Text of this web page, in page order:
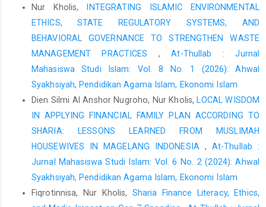
France’, Medecine Palliative, 1970
Syakur, Abd et al., ‘Tata Kelola Wakaf dalam Meningkatkan
Kesejahteraan Masyarakat di Kabupaten Jember’, AL-IHKAM:
Jurnal Hukum & Pranata Sosial, vol. 13, no. 1, 2018, hlm. 73
Tupan, Tupan and Rulina Rachmawati, ‘Analisis Bibliometrik Ilmu
dan Teknologi Pangan: Publikasi Ilmiah dI Negara-Negara
ASEAN’, Khizanah al-Hikmah : Jurnal Ilmu Perpustakaan,
Informasi, dan Kearsipan, vol. 6, Jun 2018
Zulfa, Moch, Bedjo Santoso, and Ayu Astari, ‘Cash Waqf Model
for Poverty Alleviation and Strengthen Financial Inclusion in
Indonesia’, Journal of Chemical Information and Modeling, vol.
53, no. 9, 2013, hlm.99
Nur Kholis, INTEGRATING ISLAMIC ENVIRONMENTAL
ETHICS, STATE REGULATORY SYSTEMS, AND
BEHAVIORAL GOVERNANCE TO STRENGTHEN WASTE
MANAGEMENT PRACTICES ,At-Thullab : Jurnal
Mahasiswa Studi Islam: Vol. 8 No. 1 (2026): Ahwal
Syakhsiyah, Pendidikan Agama Islam, Ekonomi Islam
Dien Silmi Al Anshor Nugroho, Nur Kholis,LOCAL WISDOM
IN APPLYING FINANCIAL FAMILY PLAN ACCORDING TO
SHARIA: LESSONS LEARNED FROM MUSLIMAH
HOUSEWIVES IN MAGELANG INDONESIA , At-Thullab :
Jurnal Mahasiswa Studi Islam: Vol. 6 No. 2 (2024): Ahwal
Syakhsiyah, Pendidikan Agama Islam, Ekonomi Islam
Fiqrotinnisa, Nur Kholis, Sharia Finance Literacy, Ethics,